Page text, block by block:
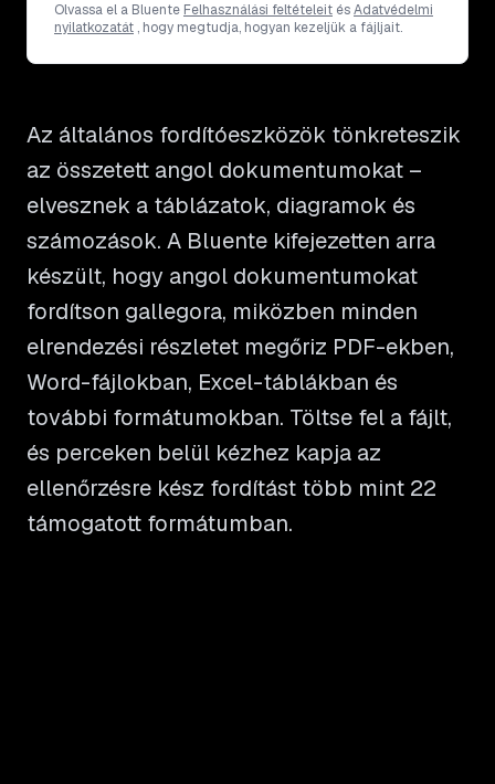
Olvassa el a Bluente Felhasználási feltételeit ésAdatvédelmi
nyilatkozatát , hogy megtudja, hogyan kezeljük a fájljait.
Az általános fordítóeszközök tönkreteszik
az összetett angol dokumentumokat –
elvesznek a táblázatok, diagramok és
számozások. A Bluente kifejezetten arra
készült, hogy angol dokumentumokat
fordítson gallegora, miközben minden
elrendezési részletet megőriz PDF-ekben,
Word-fájlokban, Excel-táblákban és
további formátumokban. Töltse fel a fájlt,
és perceken belül kézhez kapja az
ellenőrzésre kész fordítást több mint 22
támogatott formátumban.